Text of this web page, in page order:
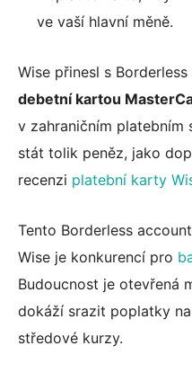
ve vaší hlavní měně.
Wise přinesl s
debetní kartou
v zahraničním platebním
stát tolik peněz, jako
recenzi platební karty
Tento Borderless
Wise je konkurencí pro
Budoucnost je otevřená
dokáží srazit poplatky
středové kurzy.